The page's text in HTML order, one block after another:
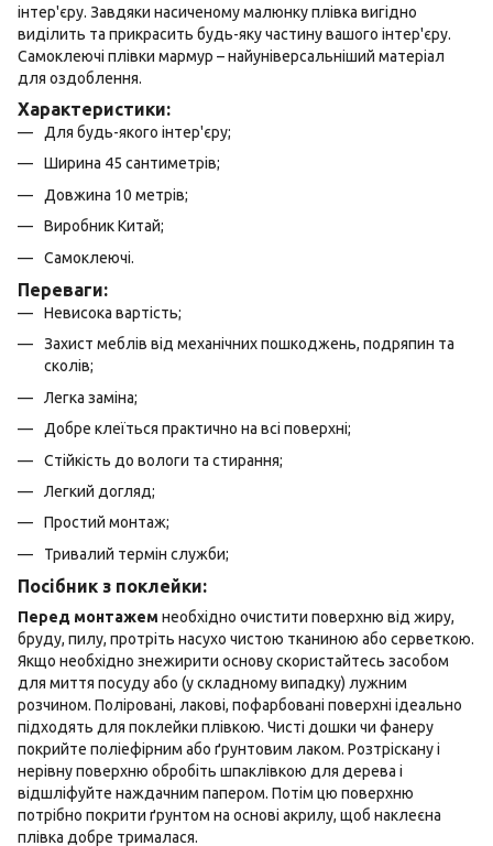
інтер'єру. Завдяки насиченому малюнку плівка вигідно
виділить та прикрасить будь-яку частину вашого інтер'єру.
Самоклеючі плівки мармур – найуніверсальніший матеріал
для оздоблення.
Характеристики:
Для будь-якого інтер'єру;
Ширина 45 сантиметрів;
Довжина 10 метрів;
Виробник Китай;
Самоклеючі.
Переваги:
Невисока вартість;
Захист меблів від механічних пошкоджень, подряпин та
сколів;
Легка заміна;
Добре клеїться практично на всі поверхні;
Стійкість до вологи та стирання;
Легкий догляд;
Простий монтаж;
Тривалий термін служби;
Посібник з поклейки:
Перед монтажем необхідно очистити поверхню від жиру,
бруду, пилу, протріть насухо чистою тканиною або серветкою.
Якщо необхідно знежирити основу скористайтесь засобом
для миття посуду або (у складному випадку) лужним
розчином. Поліровані, лакові, пофарбовані поверхні ідеально
підходять для поклейки плівкою. Чисті дошки чи фанеру
покрийте поліефірним або ґрунтовим лаком. Розтріскану і
нерівну поверхню обробіть шпаклівкою для дерева і
відшліфуйте наждачним папером. Потім цю поверхню
потрібно покрити ґрунтом на основі акрилу, щоб наклеєна
плівка добре трималася.